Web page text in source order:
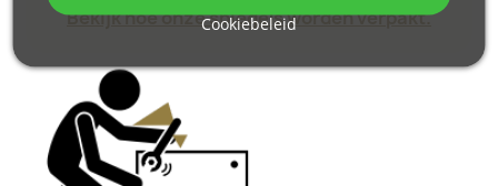
Bekijk hoe onze spiegels worden verpakt.
Cookiebeleid